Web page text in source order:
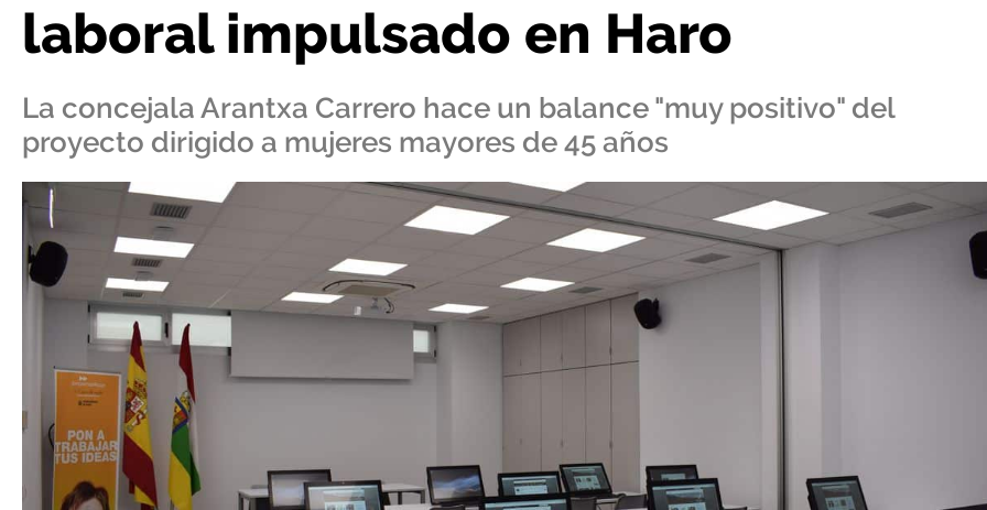
laboral impulsado en Haro
La concejala Arantxa Carrero hace un balance "muy positivo" del
proyecto dirigido a mujeres mayores de 45 años